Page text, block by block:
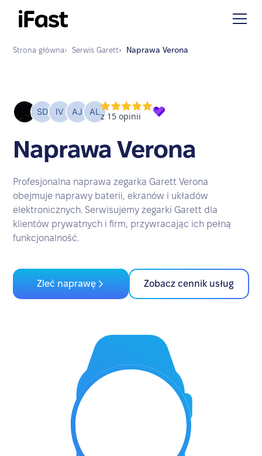
Strona główna› Serwis Garett› Naprawa Verona
Naprawa Verona
Profesjonalna naprawa zegarka Garett Verona
obejmuje naprawy baterii, ekranów i układów
elektronicznych. Serwisujemy zegarki Garett dla
klientów prywatnych i firm, przywracając ich pełną
funkcjonalność.
Zleć naprawę Zobacz cennik usług